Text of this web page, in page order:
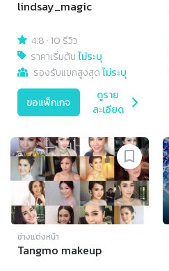
lindsay_magic
4.8 ·10 รีวิว
ราคาเริ่มต้นไม่ระบุ
รองรับแขกสูงสุดไม่ระบุ
ขอแพ็กเกจ
ดูราย
ละเอียด
ช่างแต่งหน้า
Tangmo makeup